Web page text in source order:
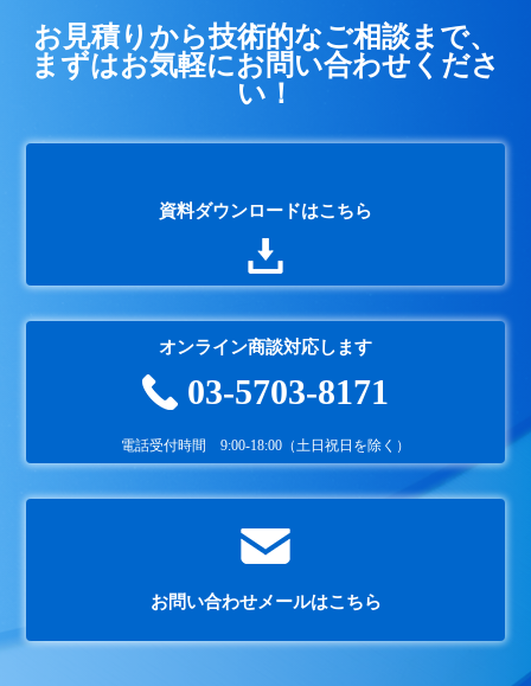
お見積りから技術的なご相談まで、
まずはお気軽にお問い合わせくださ
い！
資料ダウンロードはこちら
オンライン商談対応します
03-5703-8171
電話受付時間 9:00-18:00（土日祝日を除く）
お問い合わせメールはこちら